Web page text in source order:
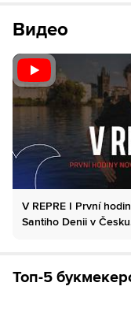
Видео
V REPRE I První
Santiho Denii v
Топ-5